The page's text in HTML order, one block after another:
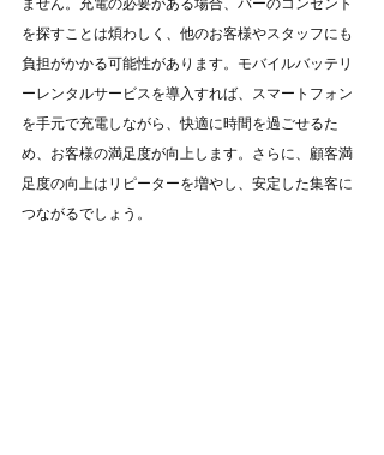
を探すことは煩わしく、他のお客様やスタッフにも
負担がかかる可能性があります。モバイルバッテリ
ーレンタルサービスを導入すれば、スマートフォン
を手元で充電しながら、快適に時間を過ごせるた
め、お客様の満足度が向上します。さらに、顧客満
足度の向上はリピーターを増やし、安定した集客に
つながるでしょう。